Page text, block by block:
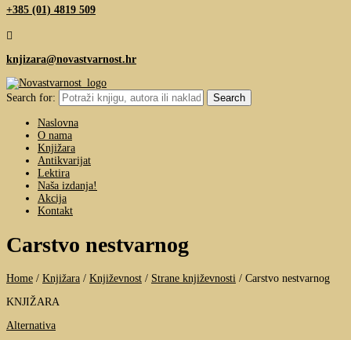
+385 (01) 4819 509

knjizara@novastvarnost.hr
Search for:
Naslovna
O nama
Knjižara
Antikvarijat
Lektira
Naša izdanja!
Akcija
Kontakt
Carstvo nestvarnog
Home / Knjižara / Književnost / Strane književnosti / Carstvo nestvarnog
KNJIŽARA
Alternativa